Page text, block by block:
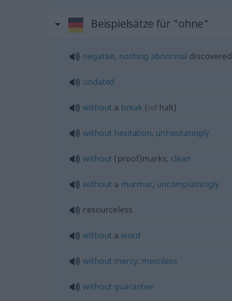
Beispielsätze für "ohne"
negative, nothing abnormal discovered
undated
without a break (od halt)
without hesitation, unhesitatingly
without (proof)marks, clean
without a murmur, uncomplainingly
resourceless
without a word
without mercy, merciless
without guarantee